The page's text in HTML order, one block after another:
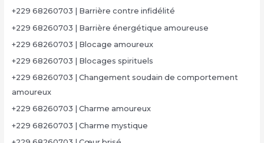
+229 68260703 | Barrière contre infidélité
+229 68260703 | Barrière énergétique amoureuse
+229 68260703 | Blocage amoureux
+229 68260703 | Blocages spirituels
+229 68260703 | Changement soudain de comportement
amoureux
+229 68260703 | Charme amoureux
+229 68260703 | Charme mystique